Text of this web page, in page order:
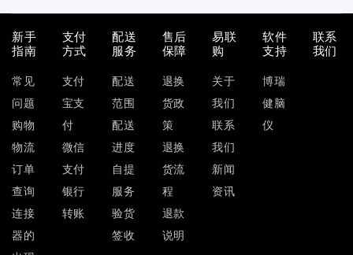
新手
指南
常见
问题
购物
物流
订单
查询
连接
器的
支付
方式
支付
宝支
付
微信
支付
银行
转账
配送
服务
配送
范围
配送
进度
自提
服务
验货
签收
售后
保障
退换
货政
策
退换
货流
程
退款
说明
易联
购
关于
我们
联系
我们
新闻
资讯
软件
支持
博瑞
健脑
仪
联系
我们